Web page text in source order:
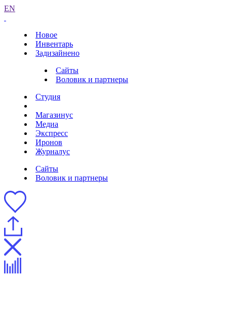
EN
Новое
Инвентарь
Задизайнено
Сайты
Воловик и партнеры
Студия
Магазинус
Медиа
Экспресс
Иронов
Журналус
Сайты
Воловик и партнеры